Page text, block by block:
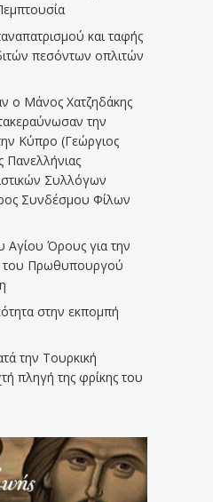
και ταφής
πεσόντων οπλιτών
ο Μάνος Χατζηδάκης
την
Κύπρο (Γεώργιος
Πανελλήνιας
Συλλόγων
Συνδέσμου Φίλων
Αγίου Όρους για την
του Πρωθυπουργού
στην εκπομπή
την Τουρκική
πληγή της φρίκης του